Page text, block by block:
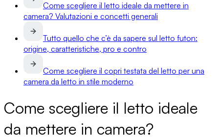
Come scegliere il letto ideale da mettere in
camera? Valutazioni e concetti generali
Tutto quello che c’è da sapere sul letto futon:
origine, caratteristiche, pro e contro
Come scegliere il copri testata del letto per una
camera da letto in stile moderno
Come scegliere il letto ideale
da mettere in camera?